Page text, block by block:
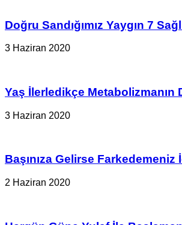
Doğru Sandığımız Yaygın 7
3 Haziran 2020
Yaş İlerledikçe
3 Haziran 2020
Başınıza Gelirse
2 Haziran 2020